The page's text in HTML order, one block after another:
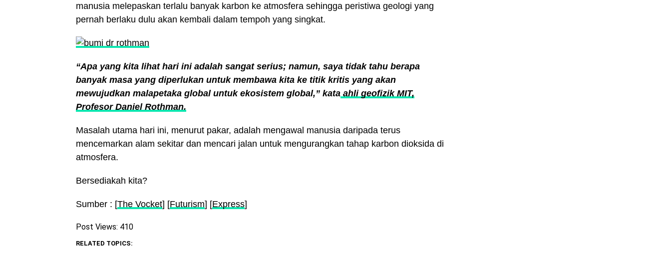
manusia melepaskan terlalu banyak karbon ke atmosfera sehingga peristiwa geologi yang
pernah berlaku dulu akan kembali dalam tempoh yang singkat.
“Apa yang kita lihat hari ini adalah sangat serius; namun, saya tidak tahu berapa
banyak masa yang diperlukan untuk membawa kita ke titik kritis yang akan
mewujudkan malapetaka global untuk ekosistem global,” kata ahli geofizik MIT,
Profesor Daniel Rothman.
Masalah utama hari ini, menurut pakar, adalah mengawal manusia daripada terus
mencemarkan alam sekitar dan mencari jalan untuk mengurangkan tahap karbon dioksida di
atmosfera.
Bersediakah kita?
Sumber : [The Vocket] [Futurism] [Express]
Post Views: 410
RELATED TOPICS: